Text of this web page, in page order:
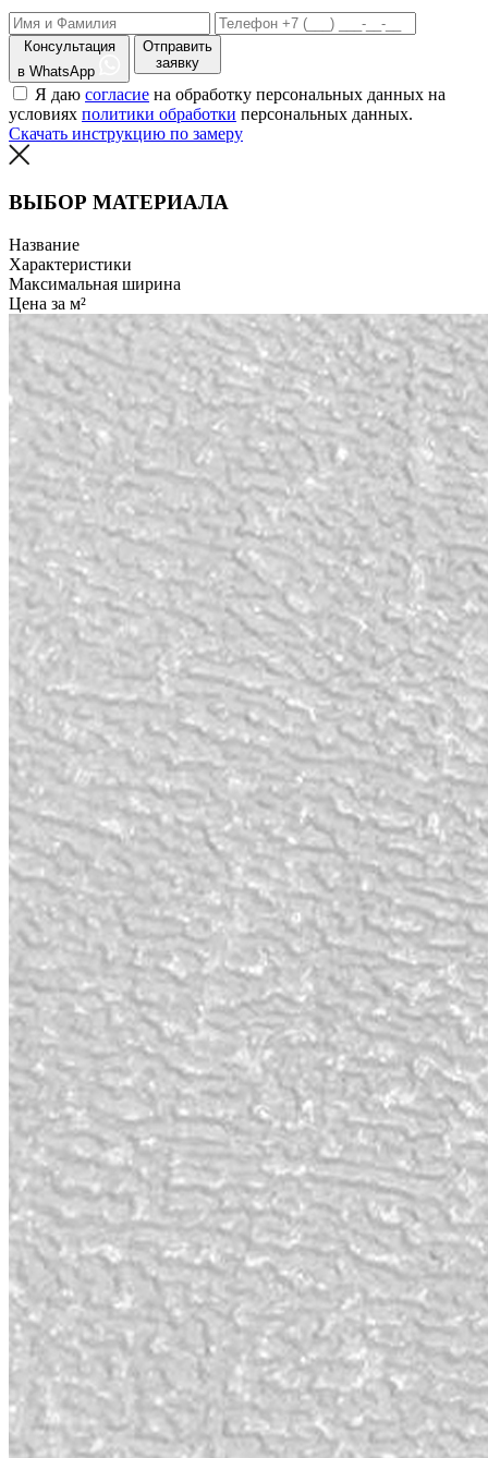
Консультация
в WhatsApp
Отправить
заявку
Я даю согласие на обработку персональных данных на
условиях политики обработки персональных данных.
Скачать инструкцию по замеру
ВЫБОР МАТЕРИАЛА
Название
Характеристики
Максимальная ширина
Цена за м²